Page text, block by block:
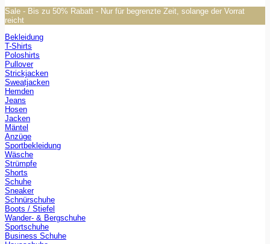
Sale - Bis zu 50% Rabatt - Nur für begrenzte Zeit, solange der Vorrat
reicht
Bekleidung
T-Shirts
Poloshirts
Pullover
Strickjacken
Sweatjacken
Hemden
Jeans
Hosen
Jacken
Mäntel
Anzüge
Sportbekleidung
Wäsche
Strümpfe
Shorts
Schuhe
Sneaker
Schnürschuhe
Boots / Stiefel
Wander- & Bergschuhe
Sportschuhe
Business Schuhe